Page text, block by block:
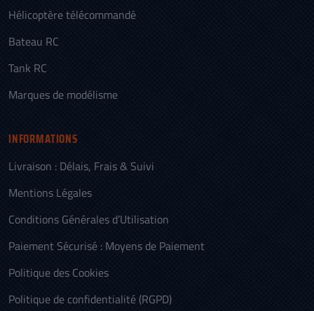
Hélicoptère télécommandé
Bateau RC
Tank RC
Marques de modélisme
INFORMATIONS
Livraison : Délais, Frais & Suivi
Mentions Légales
Conditions Générales d’Utilisation
Paiement Sécurisé : Moyens de Paiement
Politique des Cookies
Politique de confidentialité (RGPD)